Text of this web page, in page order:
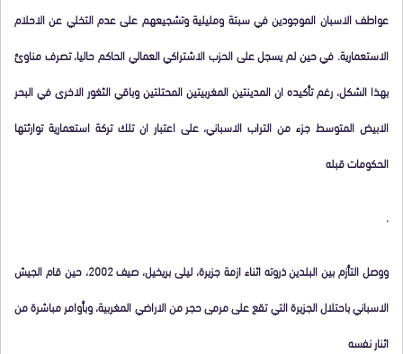
عواطف الاسبان الموجودين في سبتة ومليلية وتشجيعهم على عدم التخلي عن الاحلام
الاستعمارية. في حين لم يسجل على الحزب الاشتراكي العمالي الحاكم حاليا، تصرف مناوئ
بهذا الشكل، رغم تأكيده ان المدينتين المغربيتين المحتلتين وباقي الثغور الاخرى في البحر
الابيض المتوسط جزء من التراب الاسباني، على اعتبار ان تلك تركة استعمارية توارثتها
الحكومات قبله
.
ووصل التأزم بين البلدين ذروته اثناء ازمة جزيرة، ليلى بريخيل، صيف 2002، حين قام الجيش
الاسباني باحتلال الجزيرة التي تقع على مرمى حجر من الاراضي المغربية، وبأوامر مباشرة من
اثنار نفسه